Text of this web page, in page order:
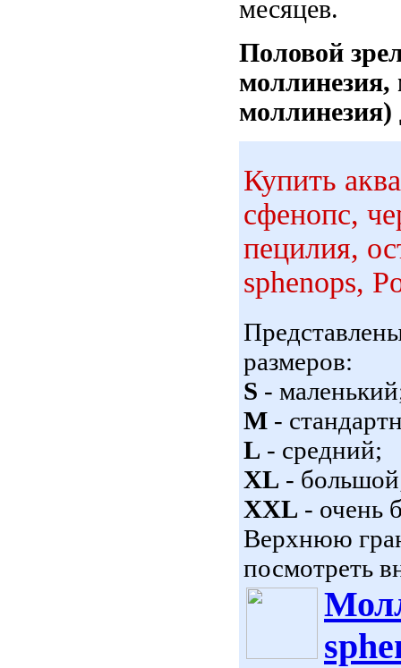
месяцев.
Половой
моллинезия,
моллинезия)
Купить
сфенопс,
пецилия,
sphenops,
размеров:
S -
M -
L - средний;
XL -
XXL - очень
Верхнюю
посмотреть